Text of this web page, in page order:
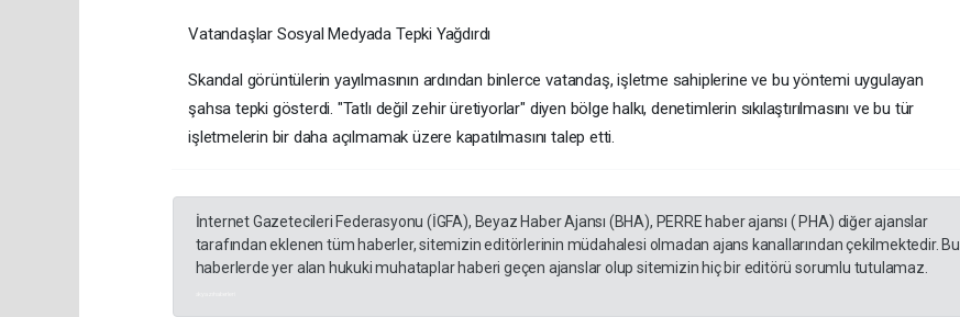
​Vatandaşlar Sosyal Medyada Tepki Yağdırdı
​Skandal görüntülerin yayılmasının ardından binlerce vatandaş, işletme sahiplerine ve bu yöntemi uygulayan
şahsa tepki gösterdi. "Tatlı değil zehir üretiyorlar" diyen bölge halkı, denetimlerin sıkılaştırılmasını ve bu tür
işletmelerin bir daha açılmamak üzere kapatılmasını talep etti.
İnternet Gazetecileri Federasyonu (İGFA), Beyaz Haber Ajansı (BHA), PERRE haber ajansı ( PHA) diğer ajanslar
tarafından eklenen tüm haberler, sitemizin editörlerinin müdahalesi olmadan ajans kanallarından çekilmektedir. Bu
haberlerde yer alan hukuki muhataplar haberi geçen ajanslar olup sitemizin hiç bir editörü sorumlu tutulamaz.